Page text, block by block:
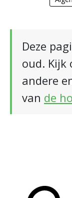
Deze
oud. Kijk
andere
van de